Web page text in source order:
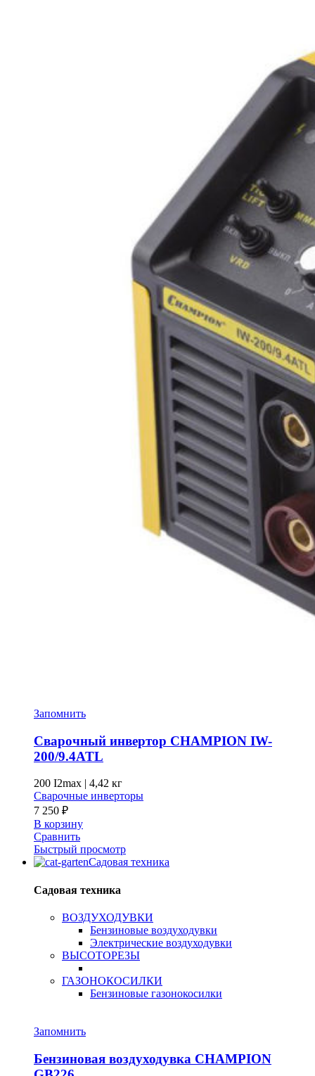
Запомнить
Сварочный инвертор CHAMPION IW-
200/9.4ATL
200 I2max
4,42 кг
Сварочные инверторы
7 250 ₽
В корзину
Сравнить
Быстрый просмотр
Садовая техника
Садовая техника
ВОЗДУХОДУВКИ
Бензиновые воздуходувки
Электрические воздуходувки
ВЫСОТОРЕЗЫ
ГАЗОНОКОСИЛКИ
Бензиновые газонокосилки
Запомнить
Бензиновая воздуходувка CHAMPION